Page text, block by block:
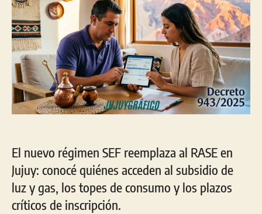
El nuevo régimen SEF reemplaza al RASE en
Jujuy: conocé quiénes acceden al subsidio de
luz y gas, los topes de consumo y los plazos
críticos de inscripción.